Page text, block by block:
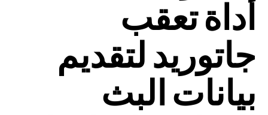
أداة تعقب
جاتوريد لتقديم
بيانات البث